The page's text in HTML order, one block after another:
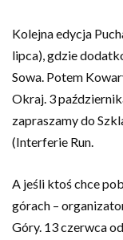
Kolejna edycja
lipca), gdzie
Sowa. Potem
Okraj. 3
zapraszamy do
(Interferie Run.
A jeśli ktoś chce
górach –
Góry. 13 czerwca